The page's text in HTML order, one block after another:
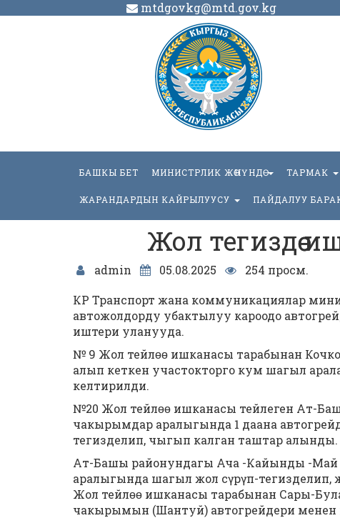
mtdgovkg@mtd.gov.kg
БАШКЫ БЕТ МИНИСТРЛИК ЖӨНҮНДӨ ТАРМАК
ЖАРАНДАРДЫН КАЙРЫЛУУСУ ПАЙДАЛУУ
Жол тегиздөө
admin 05.08.2025
254 просм.
КР Транспорт жана коммуникациялар
автожолдорду убактылуу кароодо
иштери уланууда.
№ 9 Жол тейлɵɵ ишканасы тарабынан
алып кеткен участокторго кум шагыл
келтирилди.
№20 Жол тейлɵɵ ишканасы тейлеген Ат-
чакырымдар аралыгында 1 даана
тегизделип, чыгып калган таштар алынды.
Ат-Башы районундагы Ача -Кайынды -Май
аралыгында шагыл жол сүрүп-
Жол тейлɵɵ ишканасы тарабынан Сары-
чакырымын (Шантуй) автогрейдери менен